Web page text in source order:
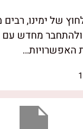
של ימינו,
ולהתחבר מחדש עם
האפשרויות…